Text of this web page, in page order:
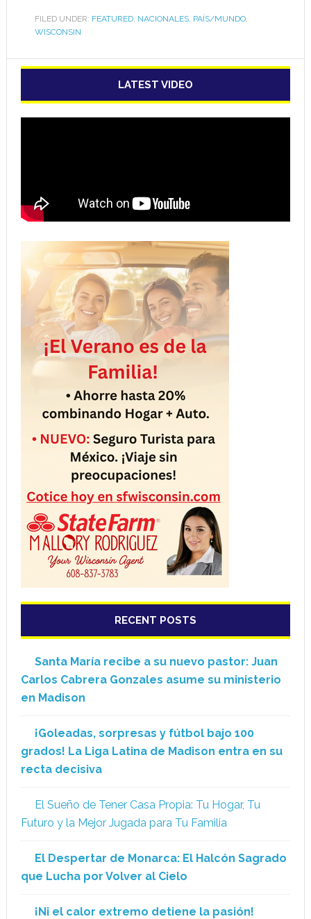
FILED UNDER: FEATURED, NACIONALES, PAÍS/MUNDO,
WISCONSIN
LATEST VIDEO
RECENT POSTS
Santa María recibe a su nuevo pastor: Juan
Carlos Cabrera Gonzales asume su ministerio
en Madison
¡Goleadas, sorpresas y fútbol bajo 100
grados! La Liga Latina de Madison entra en su
recta decisiva
El Sueño de Tener Casa Propia: Tu Hogar, Tu
Futuro y la Mejor Jugada para Tu Familia
El Despertar de Monarca: El Halcón Sagrado
que Lucha por Volver al Cielo
¡Ni el calor extremo detiene la pasión!